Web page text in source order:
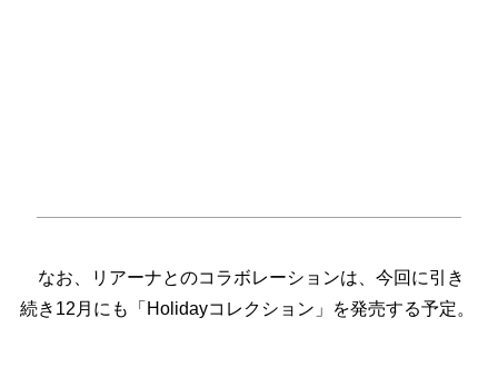
なお、リアーナとのコラボレーションは、今回に引き
続き12月にも「Holidayコレクション」を発売する予定。